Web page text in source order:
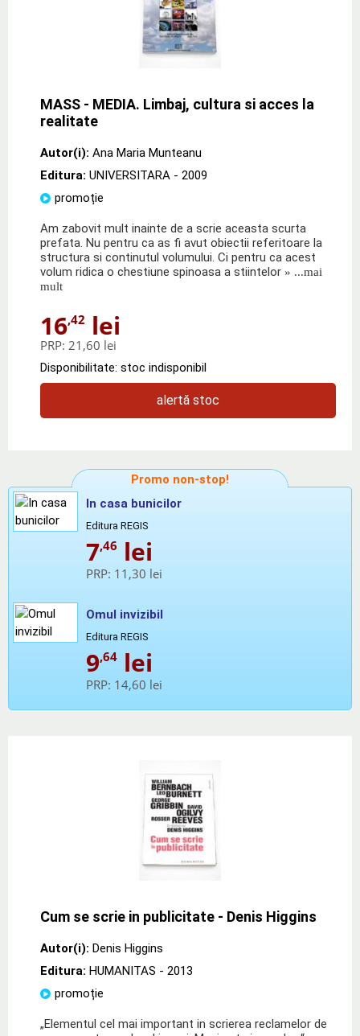
MASS - MEDIA. Limbaj, cultura si acces la
realitate
Autor(i): Ana Maria Munteanu
Editura: UNIVERSITARA - 2009
promoție
Am zabovit mult inainte de a scrie aceasta scurta
prefata. Nu pentru ca as fi avut obiectii referitoare la
structura si continutul volumului. Ci pentru ca acest
volum ridica o chestiune spinoasa a stiintelor » ...mai
mult
16,42 lei
PRP: 21,60 lei
Disponibilitate: stoc indisponibil
alertă stoc
Promo non-stop!
In casa bunicilor
Editura REGIS
7,46 lei
PRP: 11,30 lei
Omul invizibil
Editura REGIS
9,64 lei
PRP: 14,60 lei
Cum se scrie in publicitate - Denis Higgins
Autor(i): Denis Higgins
Editura: HUMANITAS - 2013
promoție
„Elementul cel mai important in scrierea reclamelor de